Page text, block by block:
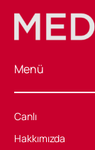
Menü
Canlı
Hakkımızda